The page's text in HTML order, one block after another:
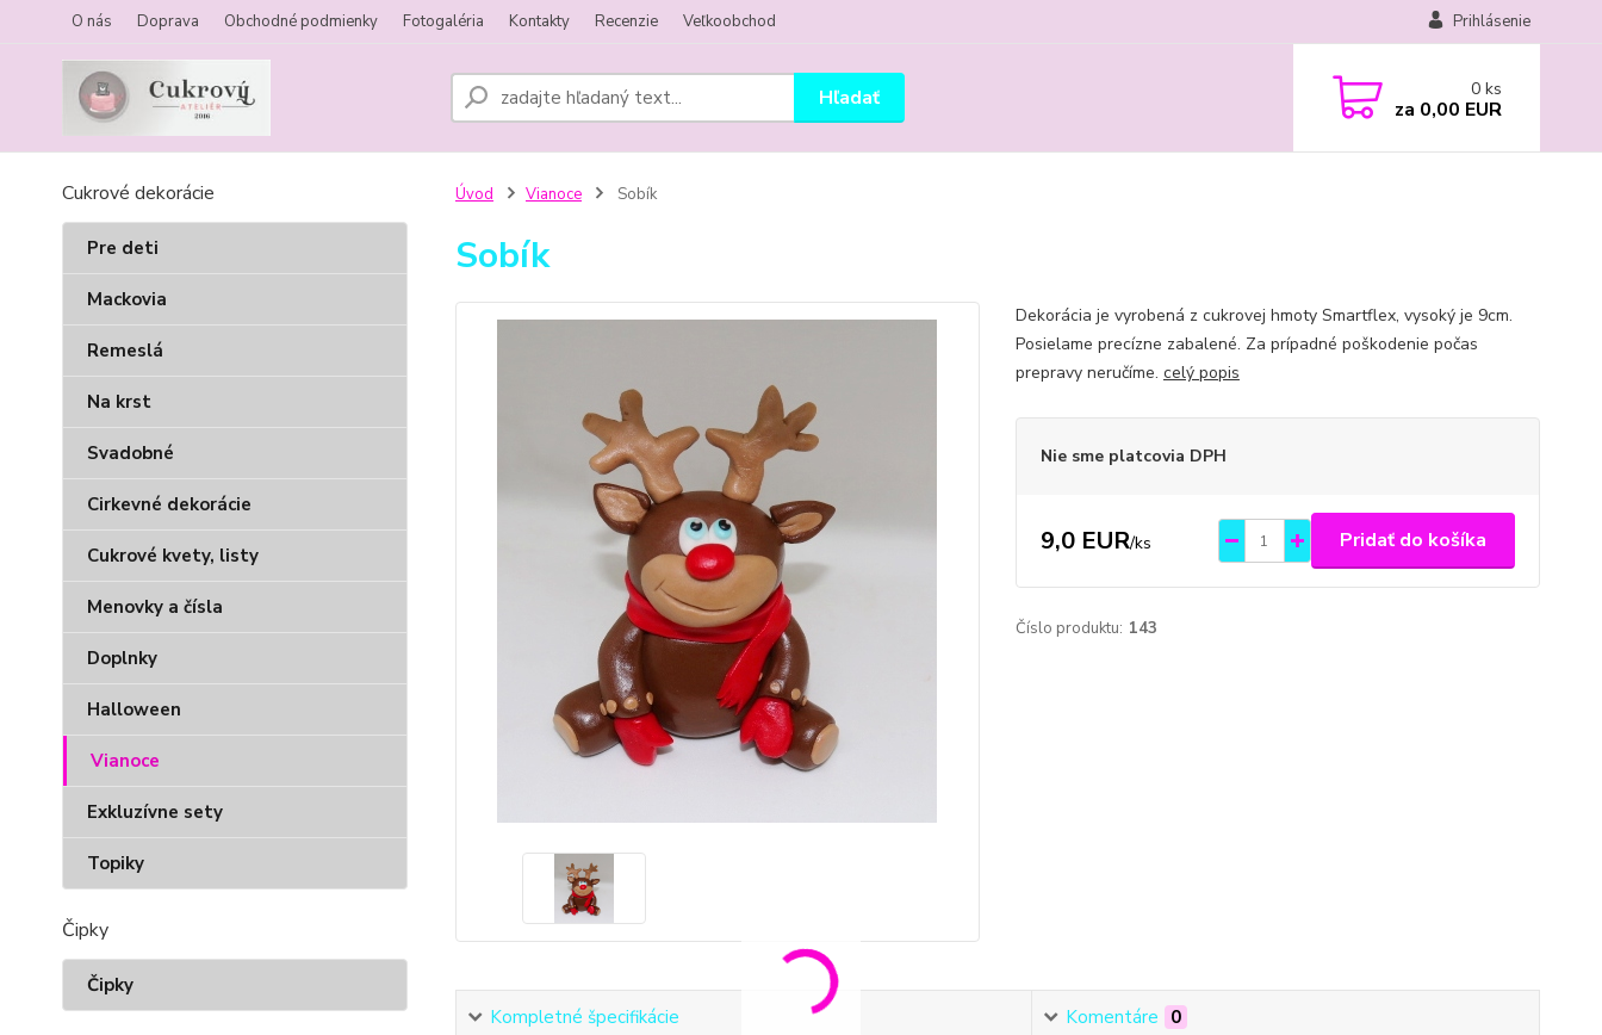
O nás Doprava Obchodné podmienky Fotogaléria Kontakty Recenzie Veľkoobchod Prihlásenie
Hľadať 0 ks
za 0,00 EUR
Cukrové dekorácie
Pre deti
Mackovia
Remeslá
Na krst
Svadobné
Cirkevné dekorácie
Cukrové kvety, listy
Menovky a čísla
Doplnky
Halloween
Vianoce
Exkluzívne sety
Topiky
Čipky
Čipky
Úvod Vianoce Sobík
Sobík
Dekorácia je vyrobená z cukrovej hmoty Smartflex, vysoký je 9cm.
Posielame precízne zabalené. Za prípadné poškodenie počas
prepravy neručíme. celý popis
Nie sme platcovia DPH
9,0 EUR/ks Pridať do košíka
Číslo produktu: 143
Kompletné špecifikácie Komentáre 0